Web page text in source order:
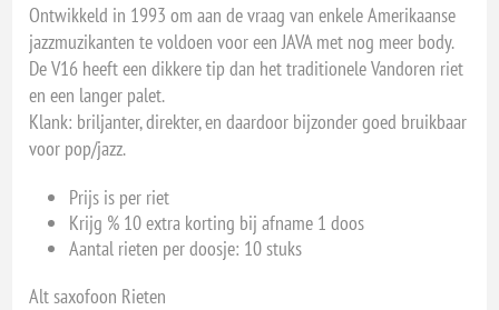
Ontwikkeld in 1993 om aan de vraag van enkele Amerikaanse
jazzmuzikanten te voldoen voor een JAVA met nog meer body.
De V16 heeft een dikkere tip dan het traditionele Vandoren riet
en een langer palet.
Klank: briljanter, direkter, en daardoor bijzonder goed bruikbaar
voor pop/jazz.
Prijs is per riet
Krijg % 10 extra korting bij afname 1 doos
Aantal rieten per doosje: 10 stuks
Alt saxofoon Rieten